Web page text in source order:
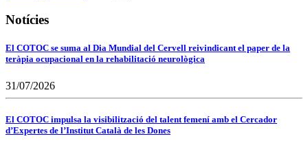
Notícies
El COTOC se suma al Dia Mundial del Cervell reivindicant el paper de la
teràpia ocupacional en la rehabilitació neurològica
31/07/2026
El COTOC impulsa la visibilització del talent femení amb el Cercador
d’Expertes de l’Institut Català de les Dones